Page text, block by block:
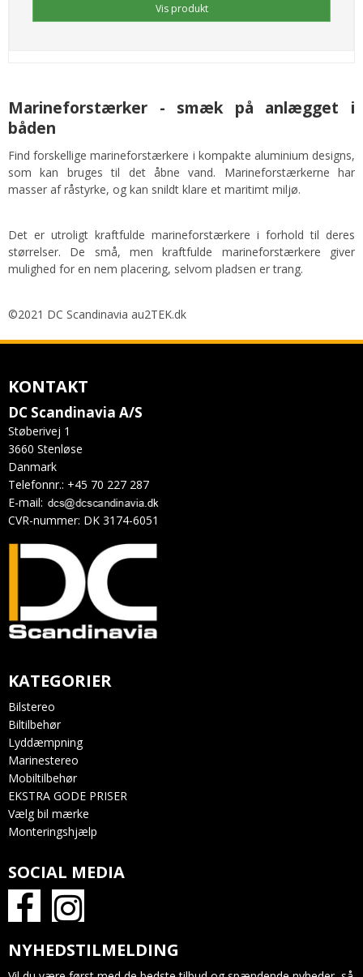
Vis produkt
Marineforstærker - smæk på anlægget i
båden
Find forskellige marineforstærkere i kompakte aluminium designs,
som kan bruges til det åbne vand. Marineforstærkerne har
masser af råstyrke, og kan snildt klare et maritimt miljø.
Det er utroligt kraftfulde marineforstærkere i forhold til deres
størrelser. De små, men kraftfulde marineforstærkere giver
mulighed for en nem placering, selvom pladsen er trang.
©2021 DC Scandinavia au2TEK.dk
KONTAKT
DC Scandinavia A/S
Støberivej 1
3660 Stenløse
Danmark
Telefonnr.: +45 70 227 287
E-mail:
CVR-nummer: DK 3174-6051
KATEGORIER
Bilstereo
Biltilbehør
Lyddæmpning
Marinestereo
Mobiltilbehør
EKSTRA GODE PRISER
Vælg bil mærke
Monteringshjælp
SOCIAL MEDIA
NYHEDSTILMELDING